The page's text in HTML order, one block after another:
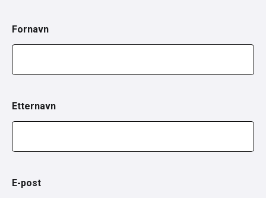
Fornavn
Etternavn
E-post